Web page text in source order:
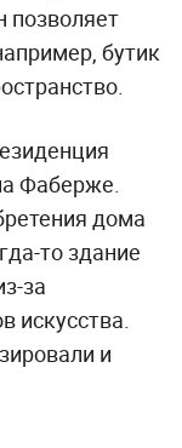
позволяет
бутик
Фаберже.
дома
то здание
за
искусства.
и